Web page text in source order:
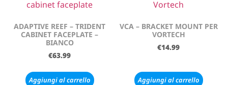
ADAPTIVE REEF – TRIDENT
CABINET FACEPLATE –
BIANCO
€63.99
Aggiungi al carrello
VCA – BRACKET MOUNT PER
VORTECH
€14.99
Aggiungi al carrello